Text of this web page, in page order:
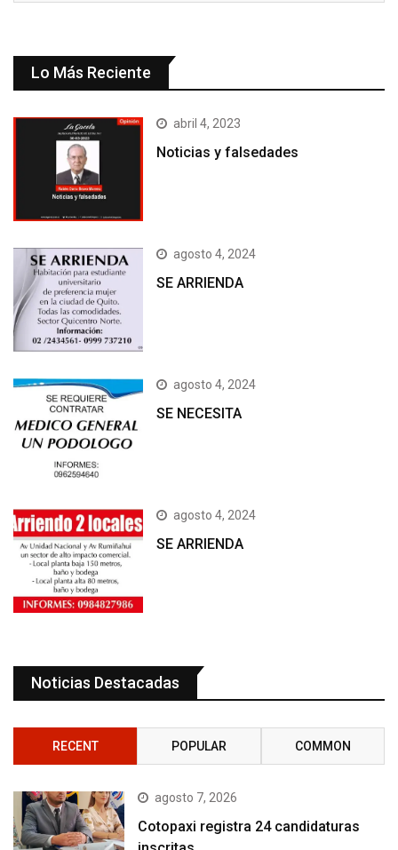
Lo Más Reciente
abril 4, 2023
Noticias y falsedades
agosto 4, 2024
SE ARRIENDA
agosto 4, 2024
SE NECESITA
agosto 4, 2024
SE ARRIENDA
Noticias Destacadas
RECENT POPULAR COMMON
agosto 7, 2026
Cotopaxi registra 24 candidaturas